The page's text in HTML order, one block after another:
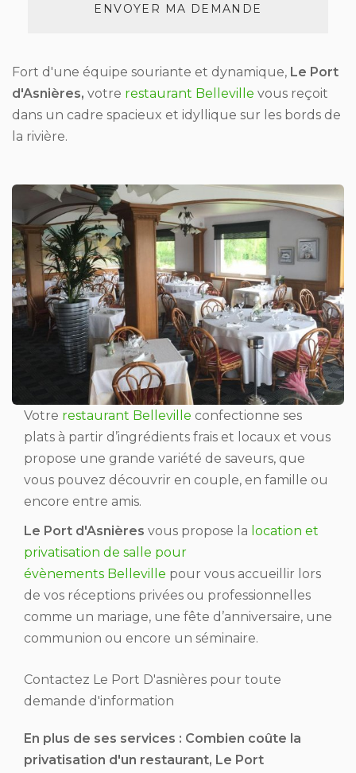
ENVOYER MA DEMANDE
Fort d'une équipe souriante et dynamique, Le Port
d'Asnières, votre restaurant Belleville vous reçoit
dans un cadre spacieux et idyllique sur les bords de
la rivière.
Votre restaurant Belleville confectionne ses
plats à partir d’ingrédients frais et locaux et vous
propose une grande variété de saveurs, que
vous pouvez découvrir en couple, en famille ou
encore entre amis.
Le Port d'Asnières vous propose la location et
privatisation de salle pour
évènements Belleville pour vous accueillir lors
de vos réceptions privées ou professionnelles
comme un mariage, une fête d’anniversaire, une
communion ou encore un séminaire.
Contactez Le Port D'asnières pour toute
demande d'information
En plus de ses services : Combien coûte la
privatisation d'un restaurant, Le Port